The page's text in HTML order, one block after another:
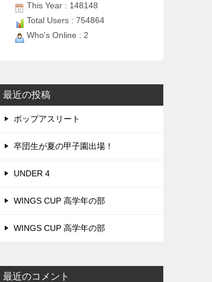
This Year : 148148
Total Users : 754864
Who's Online : 2
最近の投稿
ポップアスリート
卒団生が夏の甲子園出場！
UNDER 4
WINGS CUP 高学年の部
WINGS CUP 高学年の部
最近のコメント